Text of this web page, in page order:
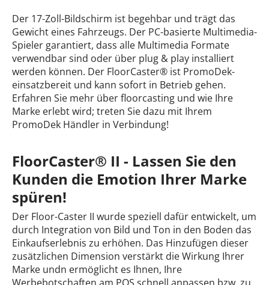
Der 17-Zoll-Bildschirm ist begehbar und trägt das
Gewicht eines Fahrzeugs. Der PC-basierte Multimedia-
Spieler garantiert, dass alle Multimedia Formate
verwendbar sind oder über plug & play installiert
werden können. Der FloorCaster® ist PromoDek-
einsatzbereit und kann sofort in Betrieb gehen.
Erfahren Sie mehr über floorcasting und wie Ihre
Marke erlebt wird; treten Sie dazu mit Ihrem
PromoDek Händler in Verbindung!
FloorCaster® II - Lassen Sie den
Kunden die Emotion Ihrer Marke
spüren!
Der Floor-Caster II wurde speziell dafür entwickelt, um
durch Integration von Bild und Ton in den Boden das
Einkaufserlebnis zu erhöhen. Das Hinzufügen dieser
zusätzlichen Dimension verstärkt die Wirkung Ihrer
Marke undn ermöglicht es Ihnen, Ihre